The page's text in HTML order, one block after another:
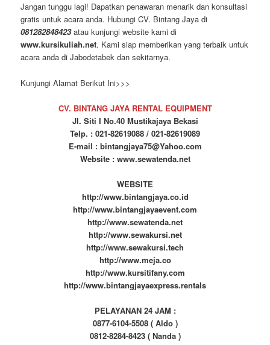
Jangan tunggu lagi! Dapatkan penawaran menarik dan konsultasi
gratis untuk acara anda. Hubungi CV. Bintang Jaya di
081282848423atau kunjungi website kami di
www.kursikuliah.net. Kami siap memberikan yang terbaik untuk
acara anda di Jabodetabek dan sekitarnya.
Kunjungi Alamat Berikut Ini>>>
CV. BINTANG JAYA RENTAL EQUIPMENT
Jl. Siti I No.40 Mustikajaya Bekasi
Telp. : 021-82619088 / 021-82619089
E-mail : bintangjaya75@Yahoo.com
Website : www.sewatenda.net
WEBSITE
http://www.bintangjaya.co.id
http://www.bintangjayaevent.com
http://www.sewatenda.net
http://www.sewakursi.net
http://www.sewakursi.tech
http://www.meja.co
http://www.kursitifany.com
http://www.bintangjayaexpress.rentals
PELAYANAN 24 JAM :
0877-6104-5508 ( Aldo )
0812-8284-8423 ( Nanda )